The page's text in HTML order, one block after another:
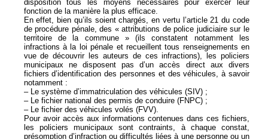
disposition tous les moyens nécessaires pour exercer leur
fonction de la manière la plus efficace.
En effet, bien qu’ils soient chargés, en vertu l’article 21 du code
de procédure pénale, des « attributions de police judiciaire sur le
territoire de la commune » (ils constatent notamment les
infractions à la loi pénale et recueillent tous renseignements en
vue de découvrir les auteurs de ces infractions), les policiers
municipaux ne disposent pas d’un accès direct aux divers
fichiers d’identification des personnes et des véhicules, à savoir
notamment :
– Le système d’immatriculation des véhicules (SIV) ;
– Le fichier national des permis de conduire (FNPC) ;
– Le fichier des véhicules volés (FVV).
Pour avoir accès aux informations contenues dans ces fichiers,
les policiers municipaux sont contraints, à chaque constat,
présomption d’infraction ou difficultés liées à une personne ou un